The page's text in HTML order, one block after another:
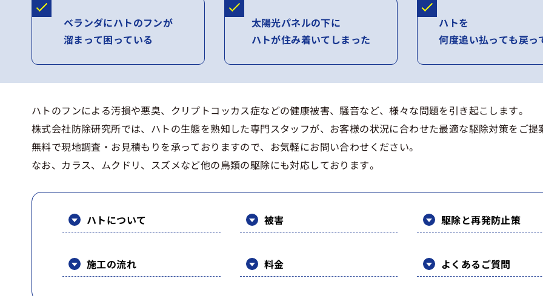
ベランダにハトのフンが
溜まって困っている
太陽光パネルの下に
ハトが住み着いてしまった
ハトを
何度追い払っても戻っ
ハトのフンによる汚損や悪臭、クリプトコッカス症などの健康被害、騒音など、様々な問題を引き起こします。
株式会社防除研究所では、ハトの生態を熟知した専門スタッフが、お客様の状況に合わせた最適な駆除対策をご提
無料で現地調査・お見積もりを承っておりますので、お気軽にお問い合わせください。
なお、カラス、ムクドリ、スズメなど他の鳥類の駆除にも対応しております。
ハトについて 被害 駆除と再発防止策
施工の流れ 料金 よくあるご質問